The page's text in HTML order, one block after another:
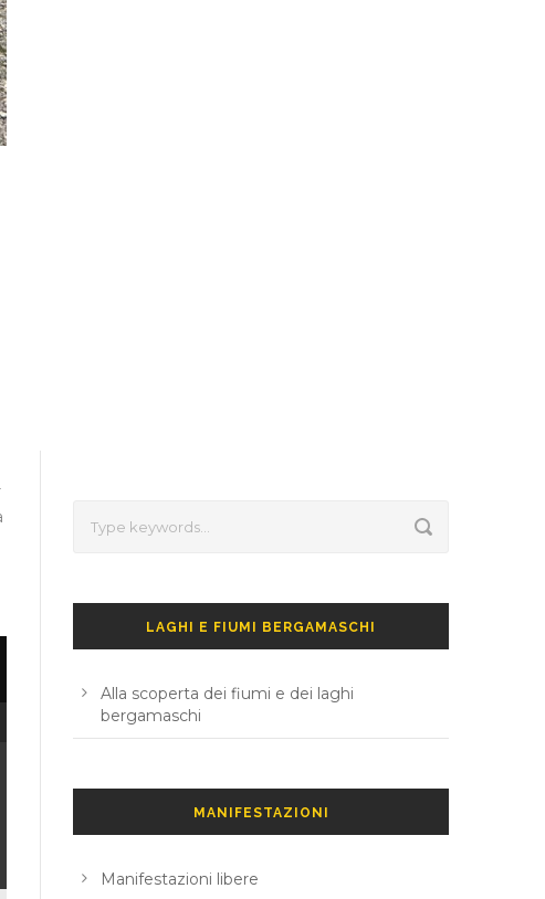
LAGHI E FIUMI BERGAMASCHI
Alla scoperta dei fiumi e dei laghi
bergamaschi
MANIFESTAZIONI
Manifestazioni libere